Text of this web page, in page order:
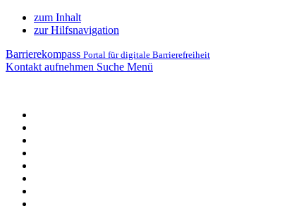
zum Inhalt
zur Hilfsnavigation
Barrierekompass Portal für digitale Barrierefreiheit
Kontakt aufnehmen Suche Menü